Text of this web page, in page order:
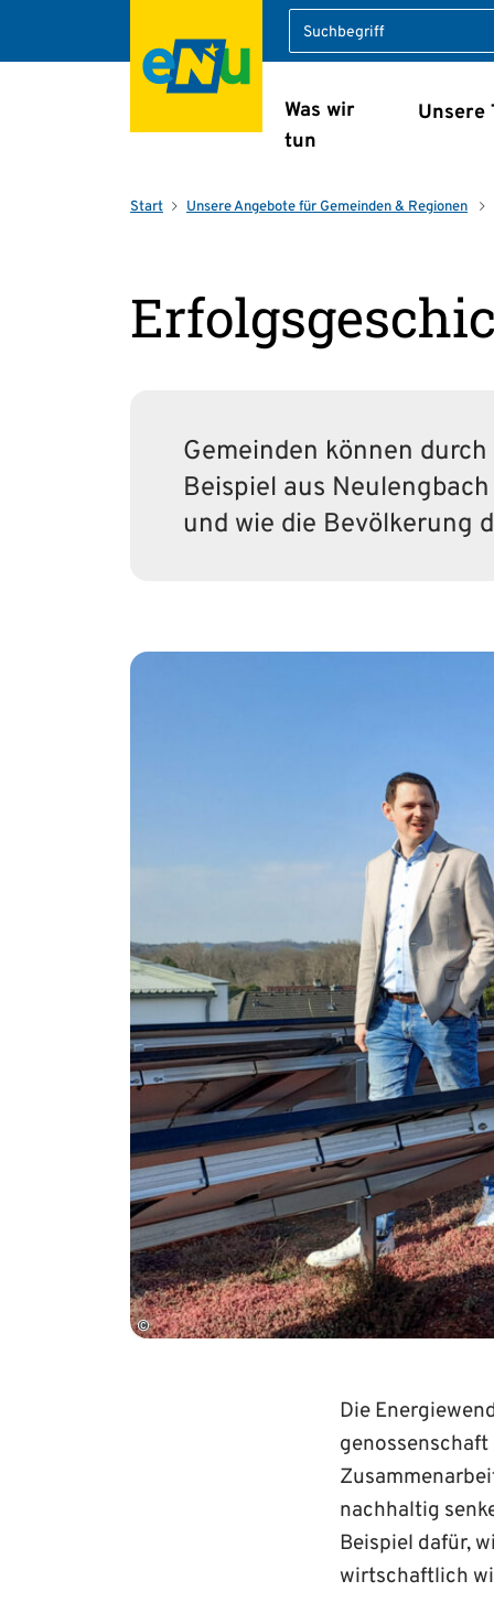
Suche
Navigation
Was wir
tun
Unsere
Start Unsere Angebote für Gemeinden & Regionen
Gemeinden können
Beispiel aus
und wie die Bevölkerung
©
Die
nachhaltig
Beispiel dafür,
wirtschaftlich